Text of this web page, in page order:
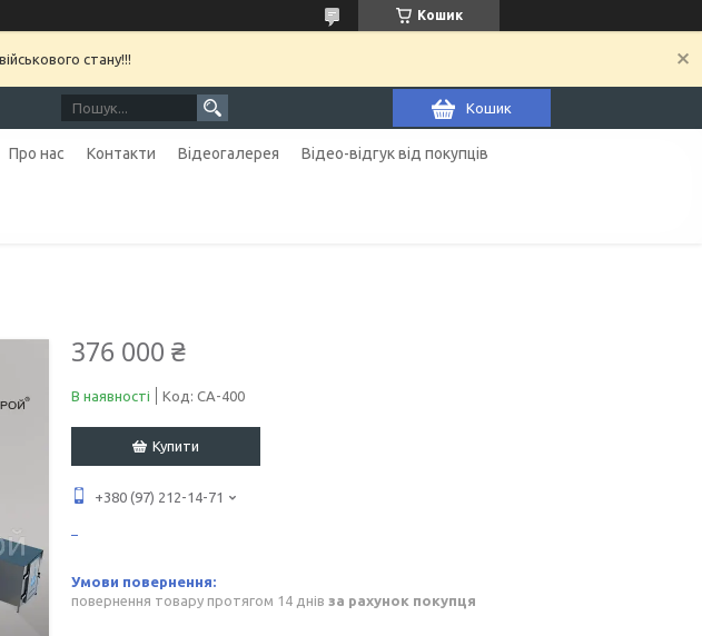
Кошик
стану!!!
Кошик
Про нас Контакти Відеогалерея Відео-відгук від покупців
376 000 ₴
В наявності Код: СА-400
Купити
+380 (97) 212-14-71
повернення товару протягом 14 днів за рахунок покупця